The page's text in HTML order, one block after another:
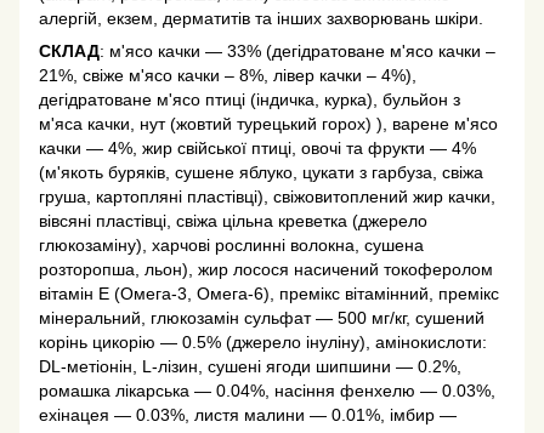
алергій, екзем, дерматитів та інших захворювань шкіри.
СКЛАД: м'ясо качки — 33% (дегідратоване м'ясо качки –
21%, свіже м'ясо качки – 8%, лівер качки – 4%),
дегідратоване м'ясо птиці (індичка, курка), бульйон з
м'яса качки, нут (жовтий турецький горох) ), варене м'ясо
качки — 4%, жир свійської птиці, овочі та фрукти — 4%
(м'якоть буряків, сушене яблуко, цукати з гарбуза, свіжа
груша, картопляні пластівці), свіжовитоплений жир качки,
вівсяні пластівці, свіжа цільна креветка (джерело
глюкозаміну), харчові рослинні волокна, сушена
розторопша, льон), жир лосося насичений токоферолом
вітамін Е (Омега-3, Омега-6), премікс вітамінний, премікс
мінеральний, глюкозамін сульфат — 500 мг/кг, сушений
корінь цикорію — 0.5% (джерело інуліну), амінокислоти:
DL-метіонін, L-лізин, сушені ягоди шипшини — 0.2%,
ромашка лікарська — 0.04%, насіння фенхелю — 0.03%,
ехінацея — 0.03%, листя малини — 0.01%, імбир —